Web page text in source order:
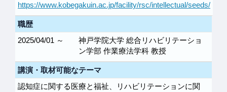
https://www.kobegakuin.ac.jp/facility/rsc/intellectual/seeds/
職歴
2025/04/01 ～
神戸学院大学 総合リハビリテーショ
ン学部 作業療法学科 教授
講演・取材可能なテーマ
認知症に関する医療と福祉、リハビリテーションに関